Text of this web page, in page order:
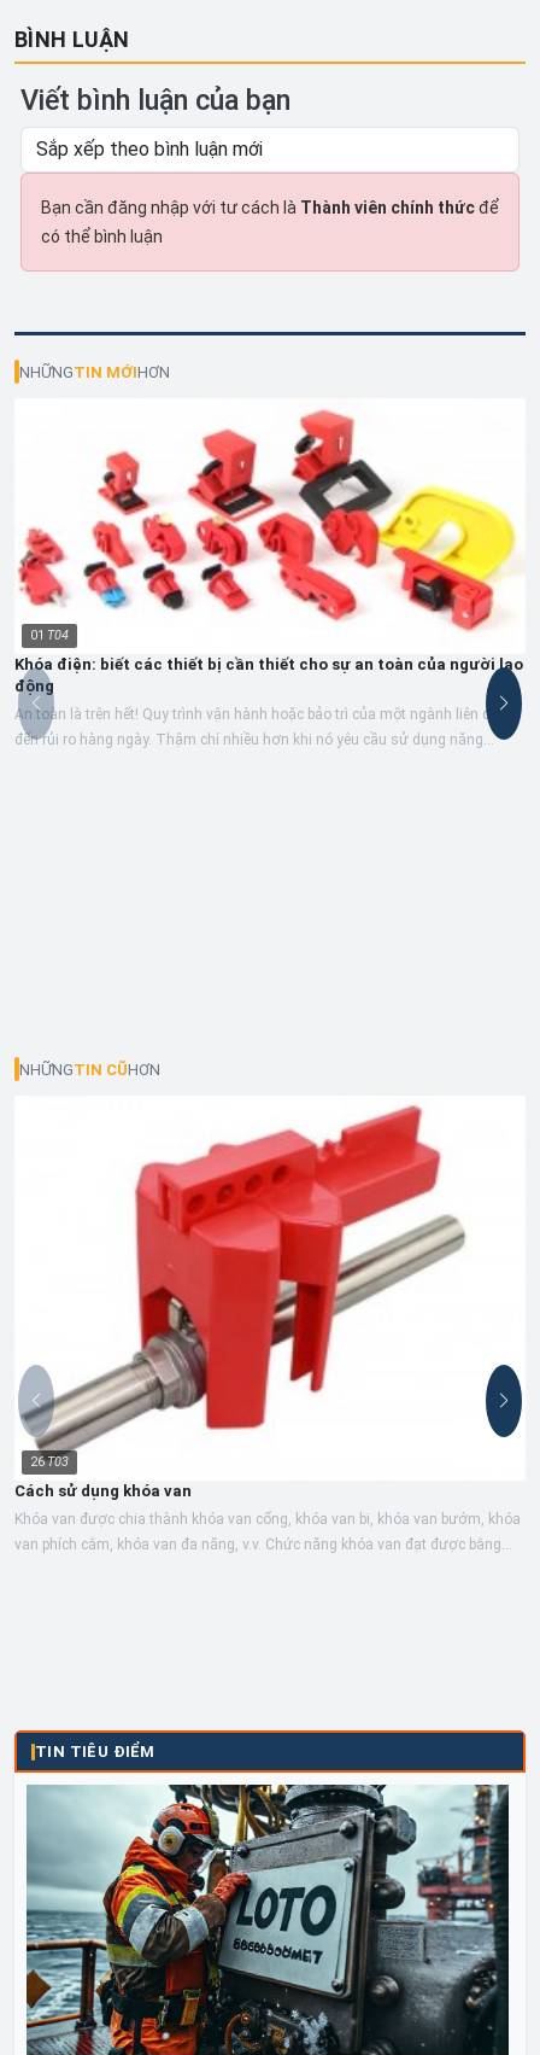
BÌNH LUẬN
Viết bình luận của bạn
Bạn cần đăng nhập với tư cách là Thành viên chính thứcđể
có thể bình luận
NHỮNGTIN MỚIHƠN
01 T04
Khóa điện: biết các thiết bị cần thiết cho sự an toàn của người lao
động
An toàn là trên hết! Quy trình vận hành hoặc bảo trì của một ngành liên quan
đến rủi ro hàng ngày. Thậm chí nhiều hơn khi nó yêu cầu sử dụng năng...
NHỮNGTIN CŨHƠN
26T03
Cách sử dụng khóa van
Khóa van được chia thành khóa van cổng, khóa van bi, khóa van bướm, khóa
van phích cắm, khóa van đa năng, v.v. Chức năng khóa van đạt được bằng
TIN TIÊU ĐIỂM